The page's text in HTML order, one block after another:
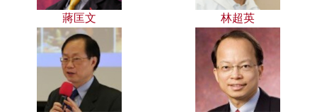
蔣匡文 林超英